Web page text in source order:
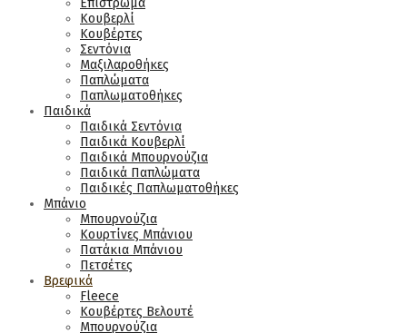
Επίστρωμα
Κουβερλί
Κουβέρτες
Σεντόνια
Μαξιλαροθήκες
Παπλώματα
Παπλωματοθήκες
Παιδικά
Παιδικά Σεντόνια
Παιδικά Κουβερλί
Παιδικά Μπουρνούζια
Παιδικά Παπλώματα
Παιδικές Παπλωματοθήκες
Μπάνιο
Μπουρνούζια
Κουρτίνες Μπάνιου
Πατάκια Μπάνιου
Πετσέτες
Βρεφικά
Fleece
Κουβέρτες Βελουτέ
Μπουρνούζια